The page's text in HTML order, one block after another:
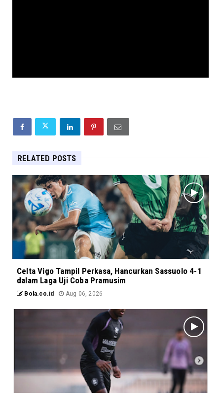
RELATED POSTS
Celta Vigo Tampil Perkasa, Hancurkan Sassuolo 4-1
dalam Laga Uji Coba Pramusim
Bola.co.id Aug 06, 2026